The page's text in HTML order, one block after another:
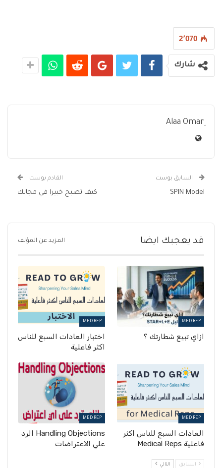
2٬070
شارك
السابق بوست
SPIN Model
القادم بوست
كيف تصبح خبيرا في مجالك
قد يعجبك ايضا المزيد عن المؤلف
MED REP
ازاي تبيع شطارتك ؟
MED REP
اختبار العادات السبع للناس
اكثر فاعلية
MED REP
العادات السبع للناس اكثر
فاعلية Medical Reps
MED REP
Handling Objections الرد
علي الاعتراضات
السابق التالي